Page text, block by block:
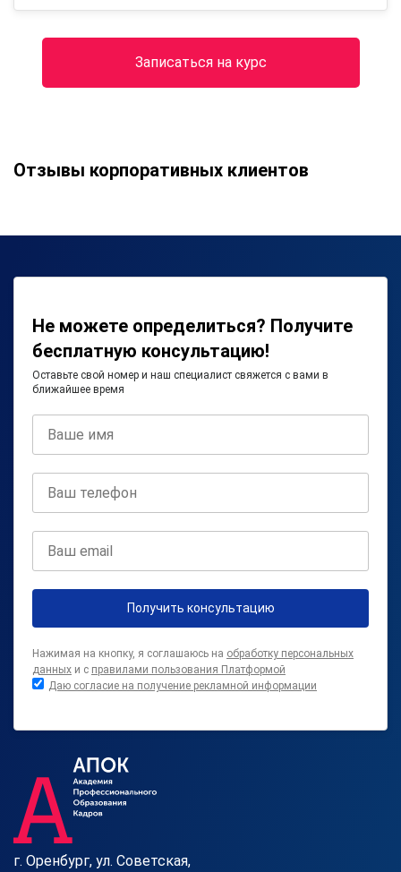
Записаться на курс
Отзывы корпоративных клиентов
Не можете определиться? Получите
бесплатную консультацию!
Оставьте свой номер и наш специалист свяжется с вами в
ближайшее время
Получить консультацию
Нажимая на кнопку, я соглашаюсь на обработку персональных
данных и с правилами пользования Платформой
Даю согласие на получение рекламной информации
г. Оренбург, ул. Советская,